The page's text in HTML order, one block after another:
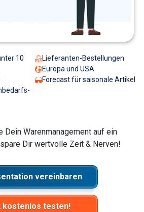
10
Lieferanten-Bestellungen
Europa und USA
Forecast für saisonale Artikel
Dein Warenmanagement auf ein
Dir wertvolle Zeit & Nerven!
vereinbaren
testen!